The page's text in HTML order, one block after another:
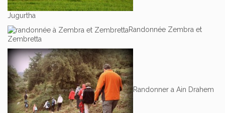
Jugurtha
Randonnée Zembra et
Zembretta
Randonner a Ain Drahem